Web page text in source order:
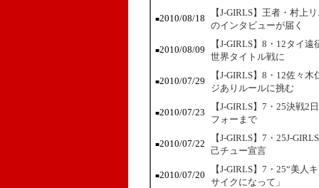
■2010/08/18
【J-GIRLS】王者・村上
のインタビューが届く
■2010/08/09
【J-GIRLS】8・12タイ
世界タイトル戦に
■2010/07/29
【J-GIRLS】8・12佐々
ジありルールに挑む
■2010/07/23
【J-GIRLS】7・25決戦
フォーまで
■2010/07/22
【J-GIRLS】7・25J-
己チュー宣言
■2010/07/20
【J-GIRLS】7・25“美人
サイクになって」